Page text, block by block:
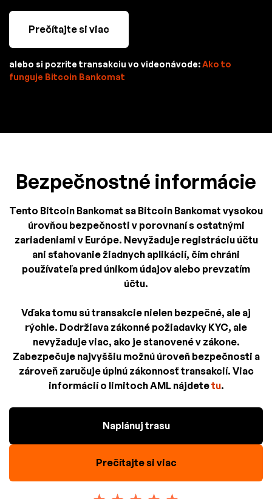
Prečítajte si viac
alebo si pozrite transakciu vo videonávode:Ako to
funguje Bitcoin Bankomat
Bezpečnostné informácie
Tento Bitcoin Bankomat sa Bitcoin Bankomat vysokou
úrovňou bezpečnosti v porovnaní s ostatnými
zariadeniami v Európe. Nevyžaduje registráciu účtu
ani sťahovanie žiadnych aplikácií, čím chráni
používateľa pred únikom údajov alebo prevzatím
účtu.
Vďaka tomu sú transakcie nielen bezpečné, ale aj
rýchle. Dodržiava zákonné požiadavky KYC, ale
nevyžaduje viac, ako je stanovené v zákone.
Zabezpečuje najvyššiu možnú úroveň bezpečnosti a
zároveň zaručuje úplnú zákonnosť transakcií. Viac
informácií o limitoch AML nájdetetu.
Naplánuj trasu
Prečítajte si viac